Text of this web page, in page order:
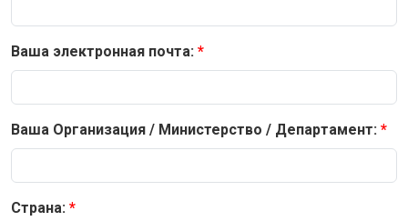
Ваша электронная почта:
Ваша Организация / Министерство / Департамент:
Страна: